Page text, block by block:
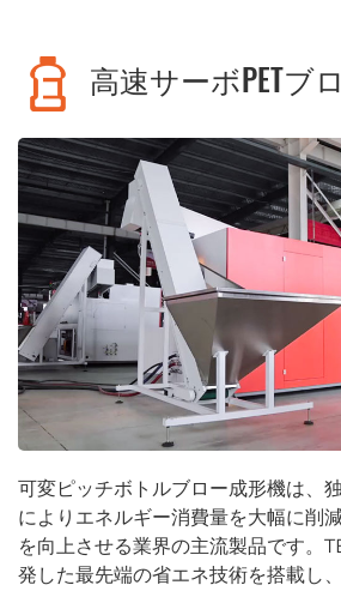
高速サーボPETブ
可変ピッチボトルブロー成形機は、
によりエネルギー消費量を大幅に削
を向上させる業界の主流製品です。
発した最先端の省エネ技術を搭載し